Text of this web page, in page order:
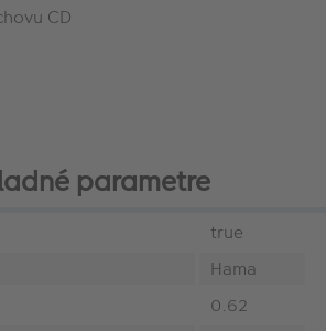
CD
parametre
true
Hama
0.62